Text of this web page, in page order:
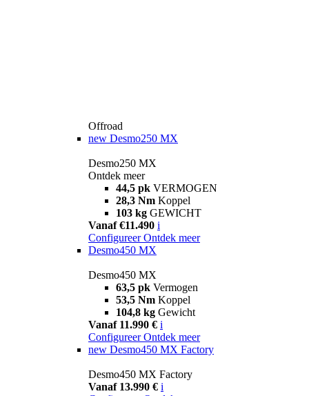
Offroad
new Desmo250 MX
Desmo250 MX
Ontdek meer
44,5 pk VERMOGEN
28,3 Nm Koppel
103 kg GEWICHT
Vanaf €11.490 i
Configureer Ontdek meer
Desmo450 MX
Desmo450 MX
63,5 pk Vermogen
53,5 Nm Koppel
104,8 kg Gewicht
Vanaf 11.990 € i
Configureer Ontdek meer
new Desmo450 MX Factory
Desmo450 MX Factory
Vanaf 13.990 € i